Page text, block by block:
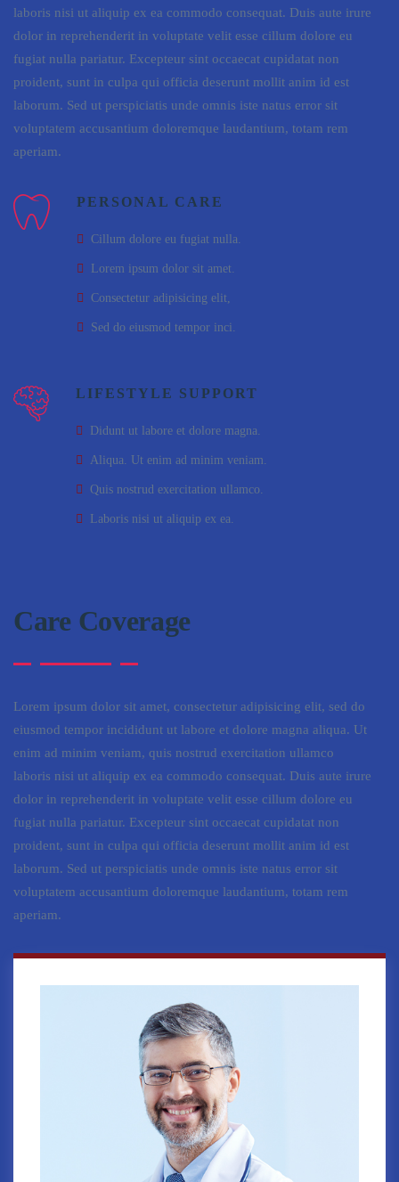
laboris nisi ut aliquip ex ea commodo consequat. Duis aute irure
dolor in reprehenderit in voluptate velit esse cillum dolore eu
fugiat nulla pariatur. Excepteur sint occaecat cupidatat non
proident, sunt in culpa qui officia deserunt mollit anim id est
laborum. Sed ut perspiciatis unde omnis iste natus error sit
voluptatem accusantium doloremque laudantium, totam rem
aperiam.
PERSONAL CARE
Cillum dolore eu fugiat nulla.
Lorem ipsum dolor sit amet.
Consectetur adipisicing elit,
Sed do eiusmod tempor inci.
LIFESTYLE SUPPORT
Didunt ut labore et dolore magna.
Aliqua. Ut enim ad minim veniam.
Quis nostrud exercitation ullamco.
Laboris nisi ut aliquip ex ea.
Care Coverage
Lorem ipsum dolor sit amet, consectetur adipisicing elit, sed do
eiusmod tempor incididunt ut labore et dolore magna aliqua. Ut
enim ad minim veniam, quis nostrud exercitation ullamco
laboris nisi ut aliquip ex ea commodo consequat. Duis aute irure
dolor in reprehenderit in voluptate velit esse cillum dolore eu
fugiat nulla pariatur. Excepteur sint occaecat cupidatat non
proident, sunt in culpa qui officia deserunt mollit anim id est
laborum. Sed ut perspiciatis unde omnis iste natus error sit
voluptatem accusantium doloremque laudantium, totam rem
aperiam.